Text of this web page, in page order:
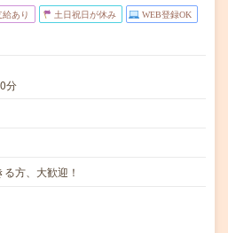
あり 土日祝日が休み WEB登録OK
分
方、大歓迎！